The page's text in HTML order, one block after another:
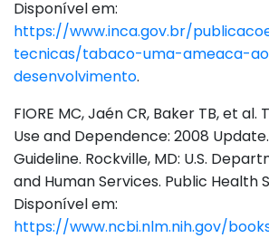
Disponível em:
https://www.inca.gov.br/
tecnicas/tabaco-uma-ameaca-
desenvolvimento.
FIORE MC, Jaén CR, Baker TB, et
Use and Dependence: 2008
Guideline. Rockville, MD: U.S.
and Human Services. Public Health
Disponível em:
https://www.ncbi.nlm.nih.gov/